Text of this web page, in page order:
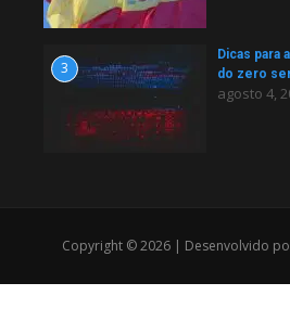
3
Dicas para
do zero
agosto 4,
Copyright © 2026 | Desenvolvido